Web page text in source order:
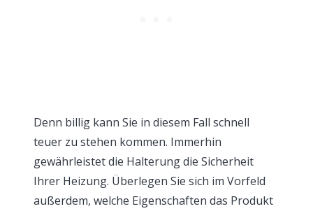
Denn billig kann Sie in diesem Fall schnell
teuer zu stehen kommen. Immerhin
gewährleistet die Halterung die Sicherheit
Ihrer Heizung. Überlegen Sie sich im Vorfeld
außerdem, welche Eigenschaften das Produkt